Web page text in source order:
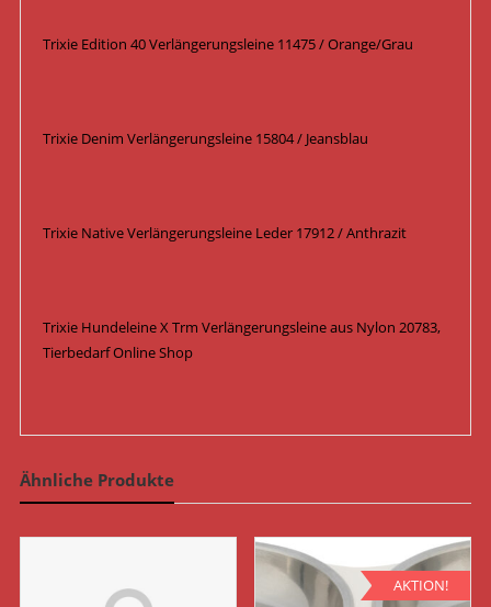
Trixie Edition 40 Verlängerungsleine 11475 / Orange/Grau
Trixie Denim Verlängerungsleine 15804 / Jeansblau
Trixie Native Verlängerungsleine Leder 17912 / Anthrazit
Trixie Hundeleine X Trm Verlängerungsleine aus Nylon 20783,
Tierbedarf Online Shop
Ähnliche Produkte
AKTION!